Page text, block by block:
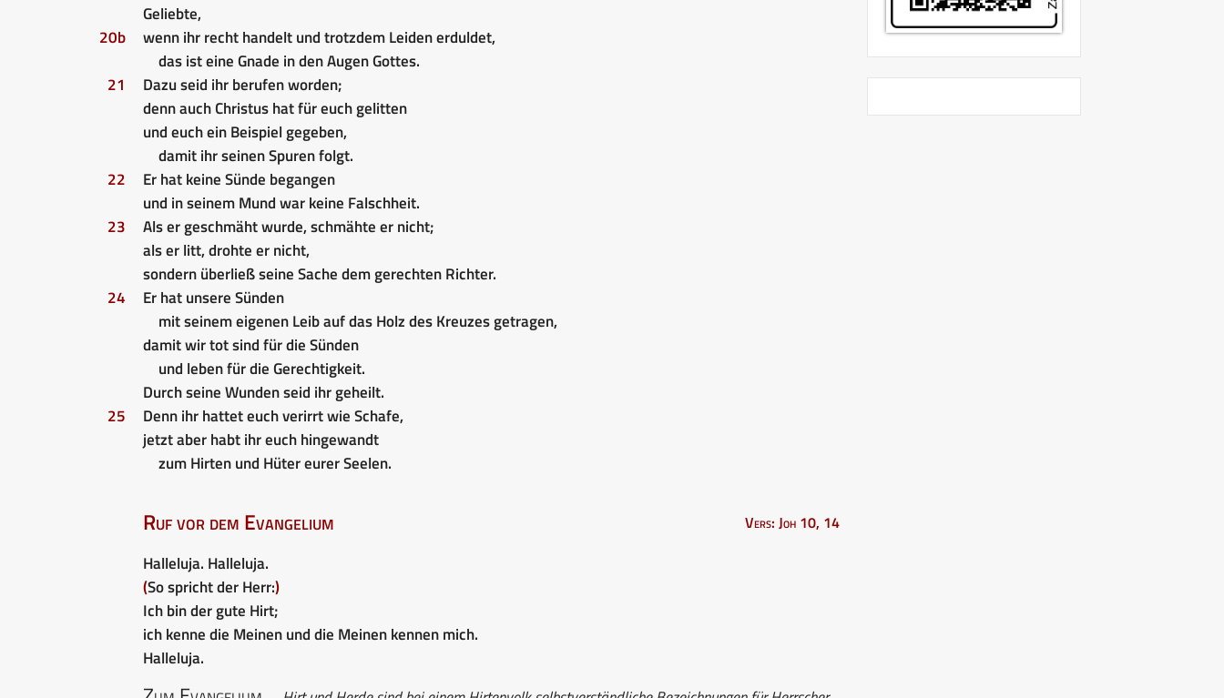
Geliebte,
20b
wenn ihr recht handelt und trotzdem Leiden erduldet,
das ist eine Gnade in den Augen Gottes.
21
Dazu seid ihr berufen worden;
denn auch Christus hat für euch gelitten
und euch ein Beispiel gegeben,
damit ihr seinen Spuren folgt.
22
Er hat keine Sünde begangen
und in seinem Mund war keine Falschheit.
23
Als er geschmäht wurde, schmähte er nicht;
als er litt, drohte er nicht,
sondern überließ seine Sache dem gerechten Richter.
24
Er hat unsere Sünden
mit seinem eigenen Leib auf das Holz des Kreuzes getragen,
damit wir tot sind für die Sünden
und leben für die Gerechtigkeit.
Durch seine Wunden seid ihr geheilt.
25
Denn ihr hattet euch verirrt wie Schafe,
jetzt aber habt ihr euch hingewandt
zum Hirten und Hüter eurer Seelen.
Ruf vor dem Evangelium Vers: Joh 10, 14
Halleluja. Halleluja.
(So spricht der Herr:)
Ich bin der gute Hirt;
ich kenne die Meinen und die Meinen kennen mich.
Halleluja.